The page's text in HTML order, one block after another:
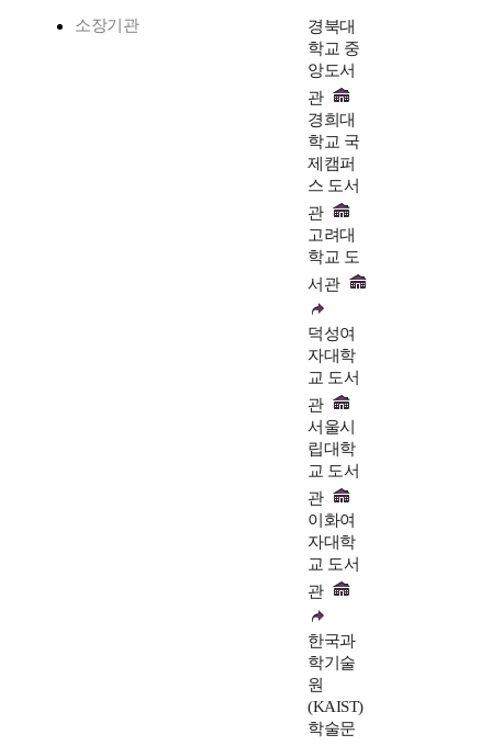
소장기관
경북대
학교 중
앙도서
관
경희대
학교 국
제캠퍼
스 도서
관
고려대
학교 도
서관
덕성여
자대학
교 도서
관
서울시
립대학
교 도서
관
이화여
자대학
교 도서
관
한국과
학기술
원
(KAIST)
학술문